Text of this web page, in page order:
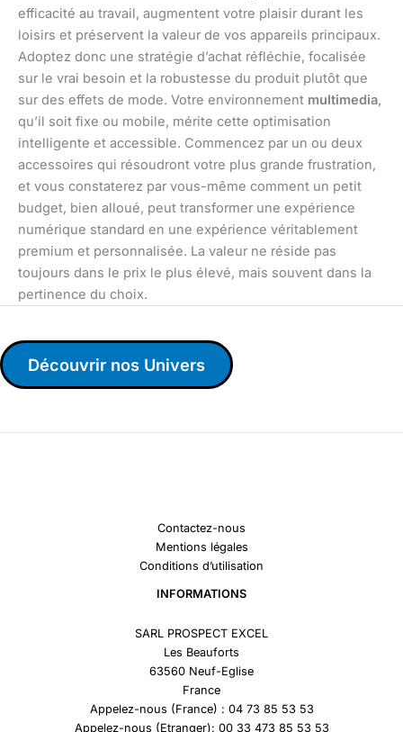
efficacité au travail, augmentent votre plaisir durant les
loisirs et préservent la valeur de vos appareils principaux.
Adoptez donc une stratégie d’achat réfléchie, focalisée
sur le vrai besoin et la robustesse du produit plutôt que
sur des effets de mode. Votre environnement multimedia,
qu’il soit fixe ou mobile, mérite cette optimisation
intelligente et accessible. Commencez par un ou deux
accessoires qui résoudront votre plus grande frustration,
et vous constaterez par vous-même comment un petit
budget, bien alloué, peut transformer une expérience
numérique standard en une expérience véritablement
premium et personnalisée. La valeur ne réside pas
toujours dans le prix le plus élevé, mais souvent dans la
pertinence du choix.
Découvrir nos Univers
Contactez-nous
Mentions légales
Conditions d’utilisation
INFORMATIONS
SARL PROSPECT EXCEL
Les Beauforts
63560 Neuf-Eglise
France
Appelez-nous (France) : 04 73 85 53 53
Appelez-nous (Etranger): 00 33 473 85 53 53